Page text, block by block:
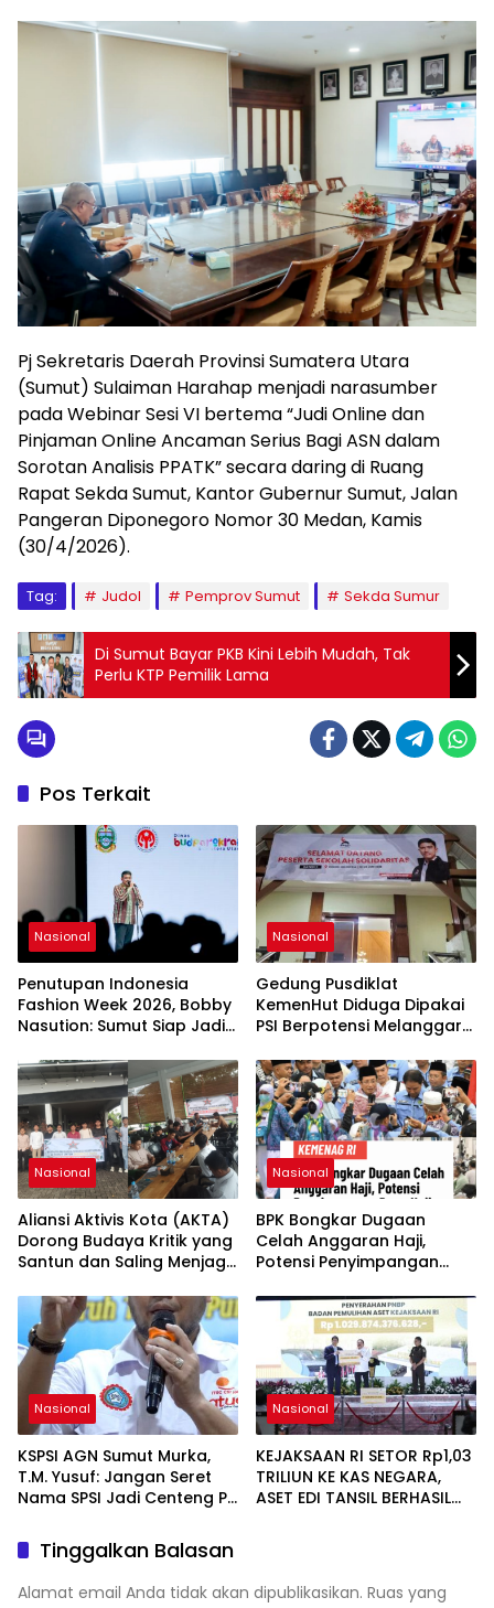
Pj Sekretaris Daerah Provinsi Sumatera Utara
(Sumut) Sulaiman Harahap menjadi narasumber
pada Webinar Sesi VI bertema “Judi Online dan
Pinjaman Online Ancaman Serius Bagi ASN dalam
Sorotan Analisis PPATK” secara daring di Ruang
Rapat Sekda Sumut, Kantor Gubernur Sumut, Jalan
Pangeran Diponegoro Nomor 30 Medan, Kamis
(30/4/2026).
Tag: Judol Pemprov Sumut Sekda Sumur
Di Sumut Bayar PKB Kini Lebih Mudah, Tak
Perlu KTP Pemilik Lama
Pos Terkait
Nasional
Penutupan Indonesia
Fashion Week 2026, Bobby
Nasution: Sumut Siap Jadi
Lewat Wastra
Nasional
Gedung Pusdiklat
KemenHut Diduga Dipakai
PSI Berpotensi Melanggar
Nasional
Aliansi Aktivis Kota (AKTA)
Dorong Budaya Kritik yang
Santun dan Saling Menjaga
Nasional
BPK Bongkar Dugaan
Celah Anggaran Haji,
Potensi Penyimpangan
Rupiah
Nasional
KSPSI AGN Sumut Murka,
T.M. Yusuf: Jangan Seret
Nama SPSI Jadi Centeng PT
Nasional
KEJAKSAAN RI SETOR Rp1,03
TRILIUN KE KAS NEGARA,
ASET EDI TANSIL BERHASIL
Tinggalkan Balasan
Alamat email Anda tidak akan dipublikasikan. Ruas yang